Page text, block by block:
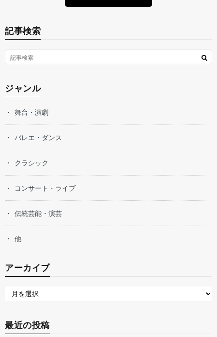
記事検索
ジャンル
舞台・演劇
バレエ・ダンス
クラシック
コンサート・ライブ
伝統芸能・演芸
他
アーカイブ
最近の投稿